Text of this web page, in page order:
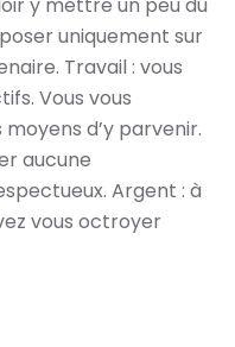
uniquement sur
Travail : vous
Vous vous
d’y parvenir.
aucune
Argent : à
vous octroyer